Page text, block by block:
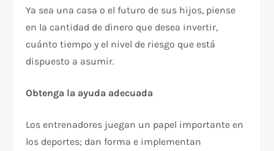
Ya sea una casa o el futuro de sus hijos, piense
en la cantidad de dinero que desea invertir,
cuánto tiempo y el nivel de riesgo que está
dispuesto a asumir.
Obtenga la ayuda adecuada
Los entrenadores juegan un papel importante en
los deportes; dan forma e implementan